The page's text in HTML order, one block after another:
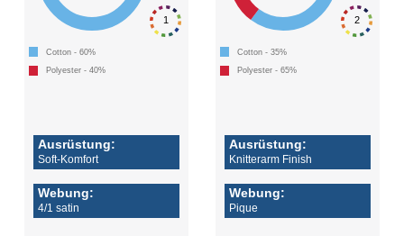
1
Cotton - 60%
Polyester - 40%
Ausrüstung:
Soft-Komfort
Webung:
4/1 satin
2
Cotton - 35%
Polyester - 65%
Ausrüstung:
Knitterarm Finish
Webung:
Pique